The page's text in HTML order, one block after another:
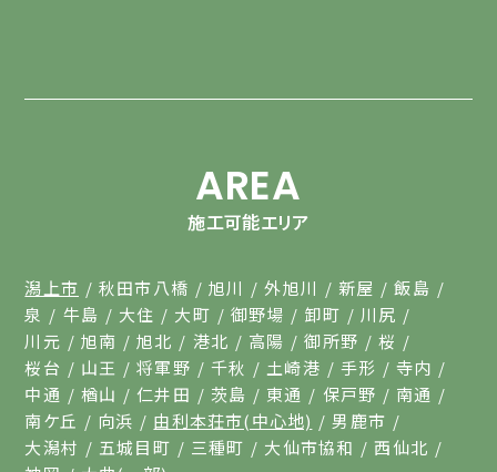
AREA
施工可能エリア
潟上市 秋田市八橋 旭川 外旭川 新屋
飯島
泉
牛島 大住 大町 御野場 卸町
川尻
川元
旭南 旭北 港北 高陽 御所野
桜
桜台
山王 将軍野 千秋 土崎港 手形
寺内
中通
楢山 仁井田 茨島 東通 保戸野
南通
南ケ丘
向浜 由利本荘市(中心地)
男鹿市
大潟村
五城目町 三種町 大仙市協和
西仙北